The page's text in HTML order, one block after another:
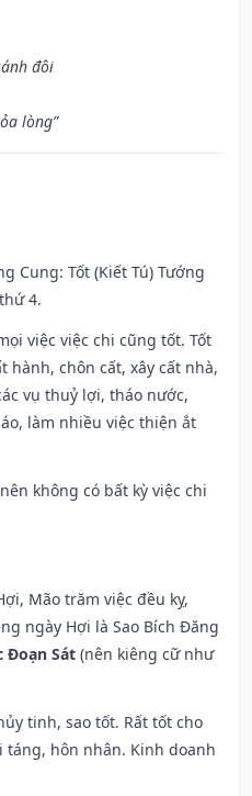
đôi
lòng”
Cung: Tốt (Kiết Tú) Tướng
4.
việc việc chi cũng tốt. Tốt
hành, chôn cất, xây cất nhà,
vụ thuỷ lợi, tháo nước,
làm nhiều việc thiện ắt
không có bất kỳ việc chi
Mão trăm việc đều kỵ,
ngày Hợi là Sao Bích Đăng
Đoạn Sát (nên kiêng cữ như
tinh, sao tốt. Rất tốt cho
táng, hôn nhân. Kinh doanh